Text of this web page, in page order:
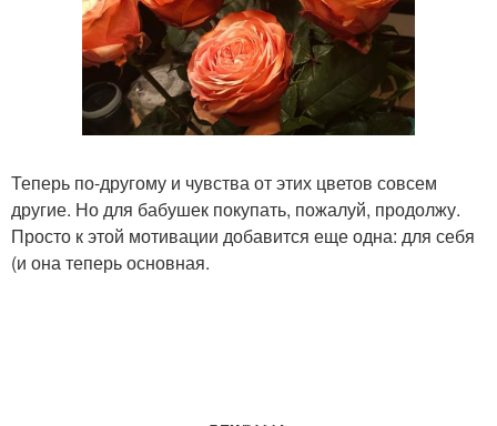
Теперь по-другому и чувства от этих цветов совсем
другие. Но для бабушек покупать, пожалуй, продолжу.
Просто к этой мотивации добавится еще одна: для себя
(и она теперь основная.